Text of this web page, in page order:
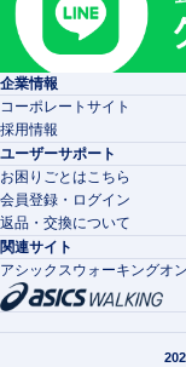
企業情報
コーポレートサイト
採用情報
ユーザーサポート
お困りごとはこちら
会員登録・ログイン
返品・交換について
関連サイト
アシックスウォーキングオ